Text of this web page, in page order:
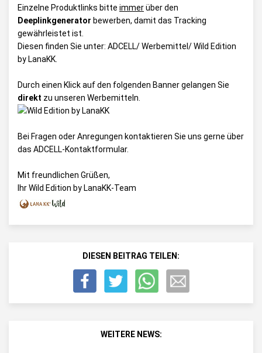
Einzelne Produktlinks bitte immerüber den
Deeplinkgenerator bewerben, damit das Tracking
gewährleistet ist.
Diesen finden Sie unter: ADCELL/ Werbemittel/ Wild Edition
by LanaKK
Durch einen Klick auf den folgenden Banner gelangen Sie
direkt zu unseren Werbemitteln.
Bei Fragen oder Anregungen kontaktieren Sie uns gerne über
das ADCELL-Kontaktformular.
Mit freundlichen Grüßen,
Ihr Wild Edition by LanaKK-Team
DIESEN BEITRAG TEILEN:
WEITERE NEWS: